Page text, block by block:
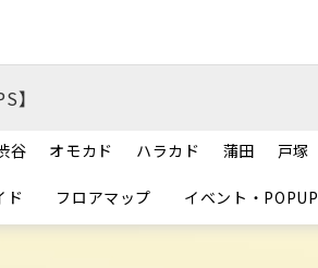
】
谷 オモカド ハラカド 蒲田 戸塚
ド フロアマップ イベント・POPUP